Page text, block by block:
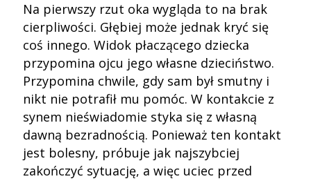
Na pierwszy rzut oka wygląda to na brak
cierpliwości. Głębiej może jednak kryć się
coś innego. Widok płaczącego dziecka
przypomina ojcu jego własne dzieciństwo.
Przypomina chwile, gdy sam był smutny i
nikt nie potrafił mu pomóc. W kontakcie z
synem nieświadomie styka się z własną
dawną bezradnością. Ponieważ ten kontakt
jest bolesny, próbuje jak najszybciej
zakończyć sytuację, a więc uciec przed